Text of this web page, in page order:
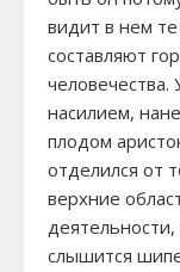
видит в нем
составляют
человечества.
насилием,
плодом
отделился от
верхние
слышится